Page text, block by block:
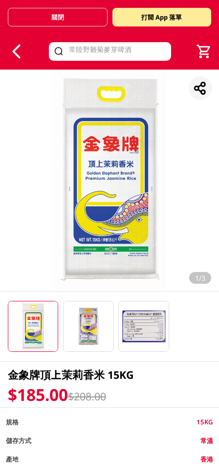
Valid Until 30 June 2026
關閉 打開 App 落單
1/3
金象牌頂上茉莉香米 15KG
$185.00$208.00
規格 15KG
儲存方式 常溫
產地 香港